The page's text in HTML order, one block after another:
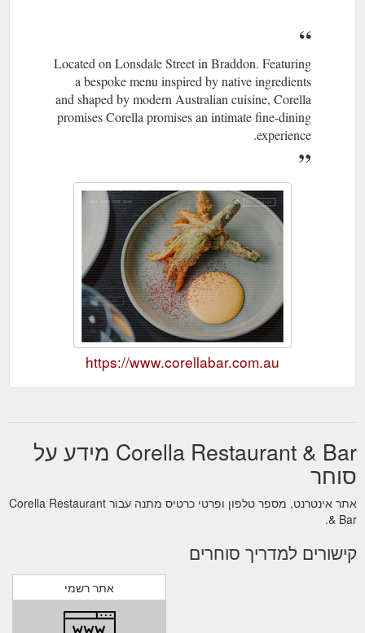
Located on Lonsdale Street in Braddon. Featuring
a bespoke menu inspired by native ingredients
and shaped by modern Australian cuisine, Corella
promises Corella promises an intimate fine-dining
experience.
https://www.corellabar.com.au
Corella Restaurant & Bar מידע על
סוחר
אתר אינטרנט, מספר טלפון ופרטי כרטיס מתנה עבור Corella Restaurant
& Bar.
קישורים למדריך סוחרים
אתר רשמי